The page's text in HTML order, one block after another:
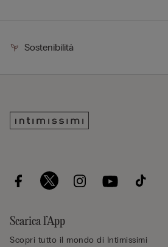
Sostenibilità
Scarica l’App
Scopri tutto il mondo di Intimissimi